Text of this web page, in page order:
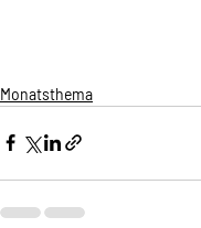
Monatsthema